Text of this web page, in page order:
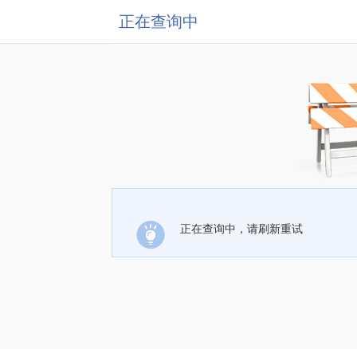
正在查询中
正在查询中，请刷新重试